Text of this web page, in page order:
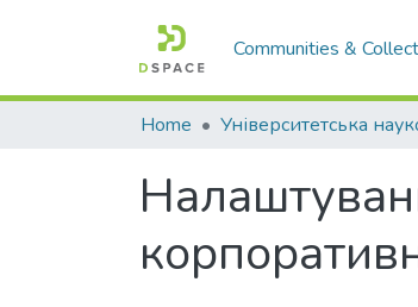
Communities &
Home